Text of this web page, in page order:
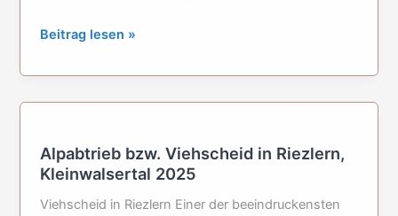
Viehscheid
Tannheim
Tal,
Österreich
Beitrag lesen »
Alpabtrieb bzw. Viehscheid in Riezlern,
Kleinwalsertal 2025
Viehscheid in Riezlern Einer der beeindruckensten